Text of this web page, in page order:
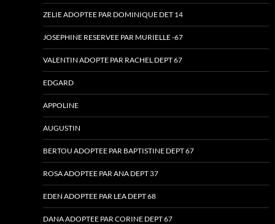
ZELIE ADOPTEE PAR DOMINIQUE DET 14
JOSEPHINE RESERVEE PAR MURIELLE -67
VALENTIN ADOPTE PAR RACHEL DEPT 67
EDGARD
APPOLINE
AUGUSTIN
BERTOU ADOPTEE PAR BAPTISTINE DEPT 67
ROSA ADOPTEE PAR ANA DEPT 37
EDEN ADOPTEE PAR LEA DEPT 68
DANA ADOPTEE PAR CORINE DEPT 67